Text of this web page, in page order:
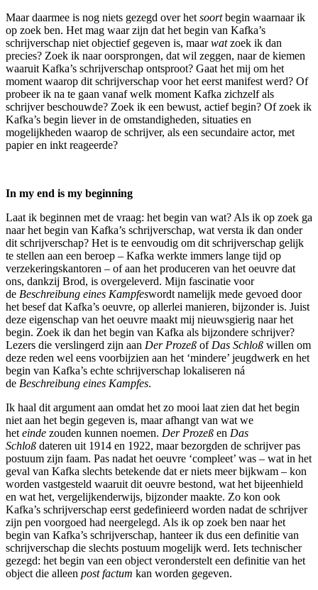
Maar daarmee is nog niets gezegd over het soortbegin waarnaar ik
op zoek ben. Het mag waar zijn dat het begin van Kafka’s
schrijverschap niet objectief gegeven is, maarwatzoek ik dan
precies? Zoek ik naar oorsprongen, dat wil zeggen, naar de kiemen
waaruit Kafka’s schrijverschap ontsproot? Gaat het mij om het
moment waarop dit schrijverschap voor het eerst manifest werd? Of
probeer ik na te gaan vanaf welk moment Kafka zichzelf als
schrijver beschouwde? Zoek ik een bewust, actief begin? Of zoek ik
Kafka’s begin liever in de omstandigheden, situaties en
mogelijkheden waarop de schrijver, als een secundaire actor, met
papier en inkt reageerde?
In my end is my beginning
Laat ik beginnen met de vraag: het begin van wat? Als ik op zoek ga
naar het begin van Kafka’s schrijverschap, wat versta ik dan onder
dit schrijverschap? Het is te eenvoudig om dit schrijverschap gelijk
te stellen aan een beroep – Kafka werkte immers lange tijd op
verzekeringskantoren – of aan het produceren van het oeuvre dat
ons, dankzij Brod, is overgeleverd. Mijn fascinatie voor
de Beschreibung eines Kampfeswordt namelijk mede gevoed door
het besef dat Kafka’s oeuvre, op allerlei manieren, bijzonder is. Juist
deze eigenschap van het oeuvre maakt mij nieuwsgierig naar het
begin. Zoek ik dan het begin van Kafka als bijzondere schrijver?
Lezers die verslingerd zijn aan Der Prozeß of Das Schloß willen om
deze reden wel eens voorbijzien aan het ‘mindere’ jeugdwerk en het
begin van Kafka’s echte schrijverschap lokaliseren ná
de Beschreibung eines Kampfes.
Ik haal dit argument aan omdat het zo mooi laat zien dat het begin
niet aan het begin gegeven is, maar afhangt van wat we
het einde zouden kunnen noemen. Der Prozeß en Das
Schloß dateren uit 1914 en 1922, maar bezorgden de schrijver pas
postuum zijn faam. Pas nadat het oeuvre ‘compleet’ was – wat in het
geval van Kafka slechts betekende dat er niets meer bijkwam – kon
worden vastgesteld waaruit dit oeuvre bestond, wat het bijeenhield
en wat het, vergelijkenderwijs, bijzonder maakte. Zo kon ook
Kafka’s schrijverschap eerst gedefinieerd worden nadat de schrijver
zijn pen voorgoed had neergelegd. Als ik op zoek ben naar het
begin van Kafka’s schrijverschap, hanteer ik dus een definitie van
schrijverschap die slechts postuum mogelijk werd. Iets technischer
gezegd: het begin van een object veronderstelt een definitie van het
object die alleen post factum kan worden gegeven.